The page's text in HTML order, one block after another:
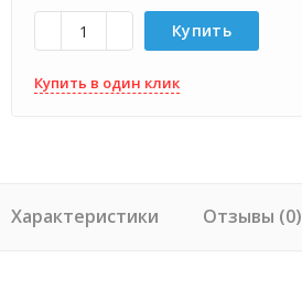
Купить
Купить в один клик
Характеристики Отзывы (0)